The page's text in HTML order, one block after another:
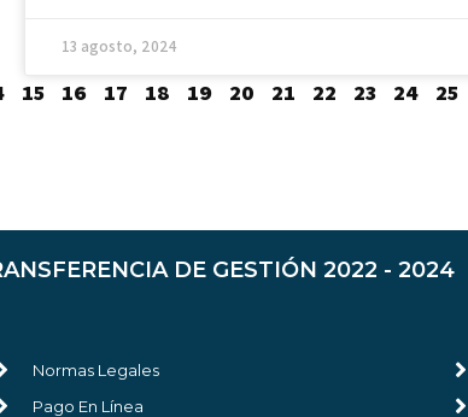
13 agosto, 2024
15 16 17 18 19 20 21 22 23 24 25
DE GESTIÓN 2022 - 2024
Normas Legales
Pago En Línea